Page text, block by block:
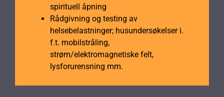
spirituell åpning
Rådgivning og testing av
helsebelastninger; husundersøkelser i.
f.t. mobilstråling,
strøm/elektromagnetiske felt,
lysforurensning mm.